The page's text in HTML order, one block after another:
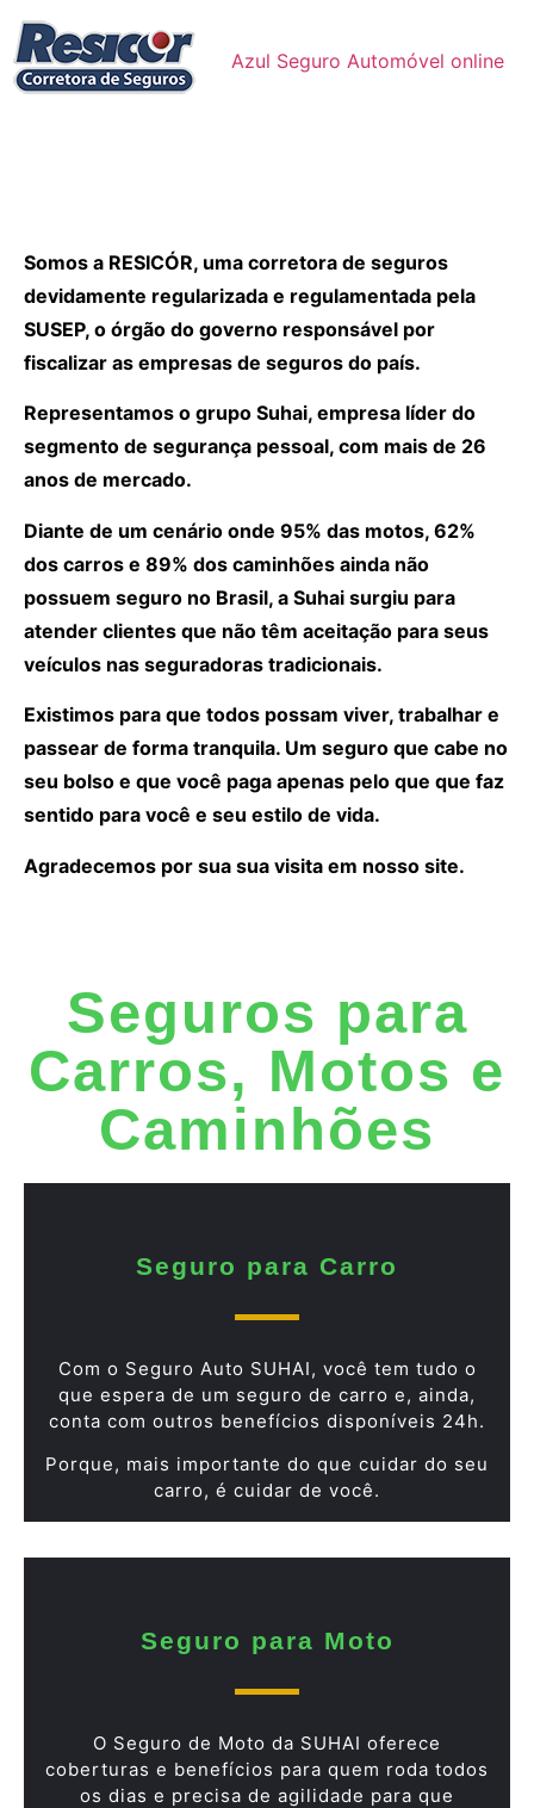
Azul Seguro Automóvel online
Somos a RESICÓR, uma corretora de seguros
devidamente regularizada e regulamentada pela
SUSEP, o órgão do governo responsável por
fiscalizar as empresas de seguros do país.
Representamos o grupo Suhai, empresa líder do
segmento de segurança pessoal, com mais de 26
anos de mercado.
Diante de um cenário onde 95% das motos, 62%
dos carros e 89% dos caminhões ainda não
possuem seguro no Brasil, a Suhai surgiu para
atender clientes que não têm aceitação para seus
veículos nas seguradoras tradicionais.
Existimos para que todos possam viver, trabalhar e
passear de forma tranquila. Um seguro que cabe no
seu bolso e que você paga apenas pelo que que faz
sentido para você e seu estilo de vida.
Agradecemos por sua sua visita em nosso site.
Seguros para
Carros, Motos e
Caminhões
Seguro para Carro
Com o Seguro Auto SUHAI, você tem tudo o
que espera de um seguro de carro e, ainda,
conta com outros benefícios disponíveis 24h.
Porque, mais importante do que cuidar do seu
carro, é cuidar de você.
Seguro para Moto
O Seguro de Moto da SUHAI oferece
coberturas e benefícios para quem roda todos
os dias e precisa de agilidade para que